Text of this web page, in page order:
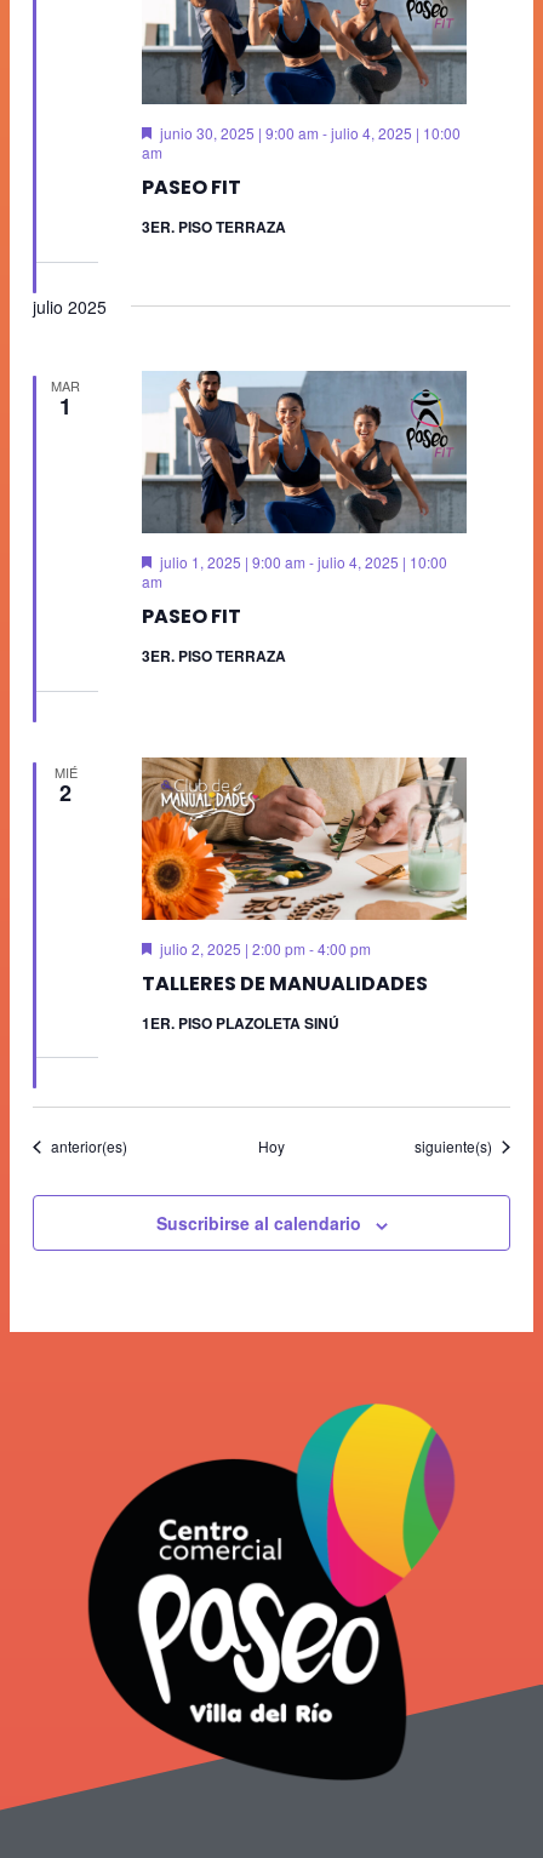
PASEO FIT
Destacado
junio 30, 2025 | 9:00 am -julio 4, 2025 | 10:00
am
3ER. PISO TERRAZA
julio 2025
MAR
1
PASEO FIT
Destacado
julio 1, 2025 | 9:00 am -julio 4, 2025 | 10:00
am
3ER. PISO TERRAZA
MIÉ
2
TALLERES DE MANUALIDADES
Destacado
julio 2, 2025 | 2:00 pm -4:00 pm
1ER. PISO PLAZOLETA SINÚ
Eventos
anterior(es) Hoy Eventos
siguiente(s)
Suscribirse al calendario